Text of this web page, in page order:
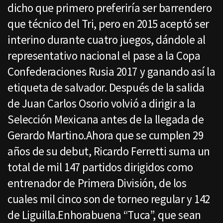
dicho que primero preferiría ser barrendero
que técnico del Tri, pero en 2015 aceptó ser
interino durante cuatro juegos, dándole al
representativo nacional el pase a la Copa
Confederaciones Rusia 2017 y ganando así la
etiqueta de salvador. Después de la salida
de Juan Carlos Osorio volvió a dirigir a la
Selección Mexicana antes de la llegada de
Gerardo Martino.Ahora que se cumplen 29
años de su debut, Ricardo Ferretti suma un
total de mil 147 partidos dirigidos como
entrenador de Primera División, de los
cuales mil cinco son de torneo regular y 142
de Liguilla.Enhorabuena “Tuca”, que sean